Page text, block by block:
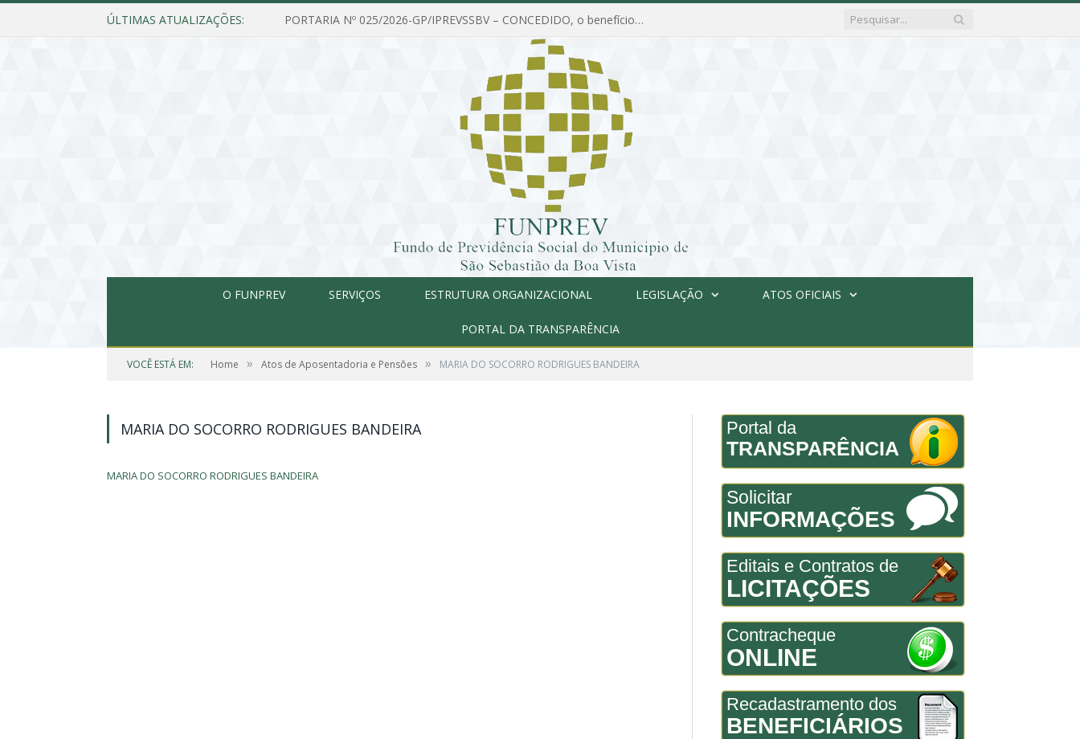
ÚLTIMAS ATUALIZAÇÕES: PORTARIA Nº 025/2026-GP/IPREVSSBV – CONCEDIDO, o benefício de PENSÃO a MARIA ESTELA DOS SANTOS SOUZA
O FUNPREV SERVIÇOS ESTRUTURA ORGANIZACIONAL LEGISLAÇÃO ATOS OFICIAIS
PORTAL DA TRANSPARÊNCIA
VOCÊ ESTÁ EM: Home » Atos de Aposentadoria e Pensões » MARIA DO SOCORRO RODRIGUES BANDEIRA
MARIA DO SOCORRO RODRIGUES BANDEIRA
MARIA DO SOCORRO RODRIGUES BANDEIRA
Portal da
TRANSPARÊNCIA
Solicitar
INFORMAÇÕES
Editais e Contratos de
LICITAÇÕES
Contracheque
ONLINE
Recadastramento dos
BENEFICIÁRIOS